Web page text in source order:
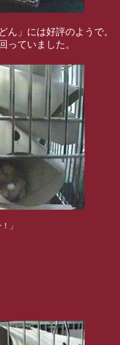
ん」には好評のようで。
っていました。
」